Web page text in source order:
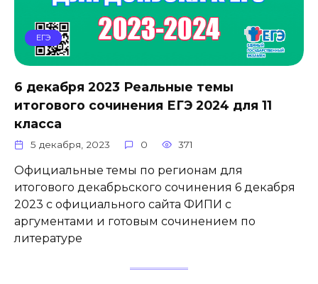
ЕГЭ
6 декабря 2023 Реальные темы
итогового сочинения ЕГЭ 2024 для 11
класса
5 декабря, 2023 0 371
Официальные темы по регионам для
итогового декабрьского сочинения 6 декабря
2023 с официального сайта ФИПИ с
аргументами и готовым сочинением по
литературе